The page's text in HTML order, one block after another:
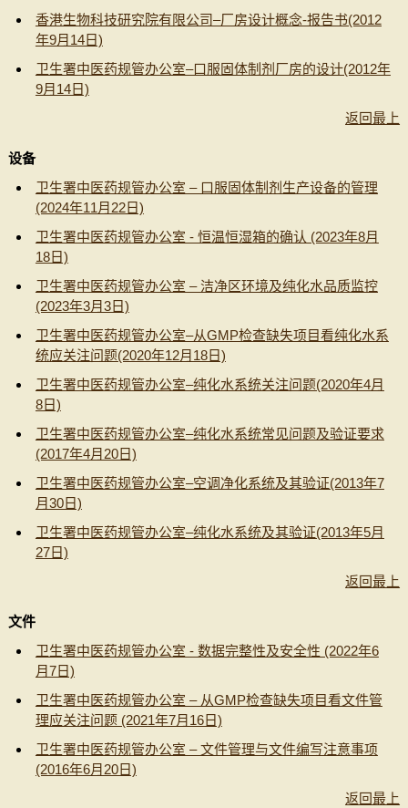
香港生物科技研究院有限公司–厂房设计概念-报告书(2012
年9月14日)
卫生署中医药规管办公室–口服固体制剂厂房的设计(2012年
9月14日)
返回最上
设备
卫生署中医药规管办公室 – 口服固体制剂生产设备的管理
(2024年11月22日)
卫生署中医药规管办公室 - 恒温恒湿箱的确认 (2023年8月
18日)
卫生署中医药规管办公室 – 洁净区环境及纯化水品质监控
(2023年3月3日)
卫生署中医药规管办公室–从GMP检查缺失项目看纯化水系
统应关注问题(2020年12月18日)
卫生署中医药规管办公室–纯化水系统关注问题(2020年4月
8日)
卫生署中医药规管办公室–纯化水系统常见问题及验证要求
(2017年4月20日)
卫生署中医药规管办公室–空调净化系统及其验证(2013年7
月30日)
卫生署中医药规管办公室–纯化水系统及其验证(2013年5月
27日)
返回最上
文件
卫生署中医药规管办公室 - 数据完整性及安全性 (2022年6
月7日)
卫生署中医药规管办公室 – 从GMP检查缺失项目看文件管
理应关注问题 (2021年7月16日)
卫生署中医药规管办公室 – 文件管理与文件编写注意事项
(2016年6月20日)
返回最上